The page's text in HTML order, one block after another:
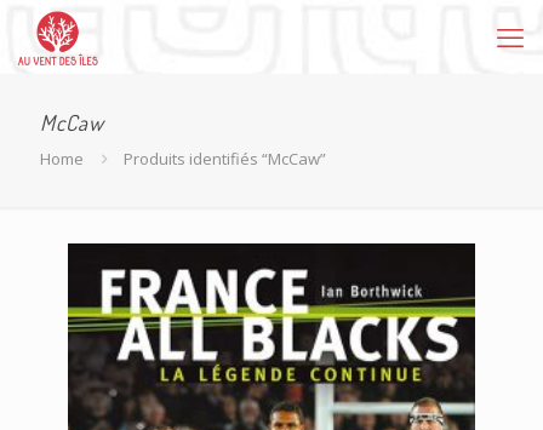
McCaw
Home Produits identifiés “McCaw”